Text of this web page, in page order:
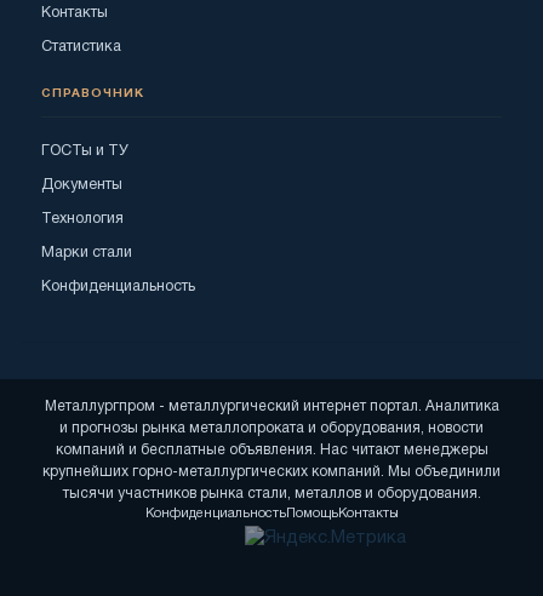
Контакты
Статистика
СПРАВОЧНИК
ГОСТы и ТУ
Документы
Технология
Марки стали
Конфиденциальность
Металлургпром - металлургический интернет портал. Аналитика
и прогнозы рынка металлопроката и оборудования, новости
компаний и бесплатные объявления. Нас читают менеджеры
крупнейших горно-металлургических компаний. Мы объединили
тысячи участников рынка стали, металлов и оборудования.
КонфиденциальностьПомощьКонтакты